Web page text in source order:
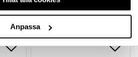
Anpassa